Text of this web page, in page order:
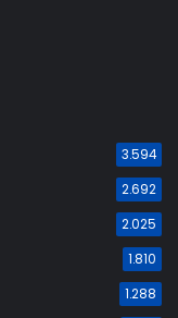
3.594
2.692
2.025
1.810
1.288